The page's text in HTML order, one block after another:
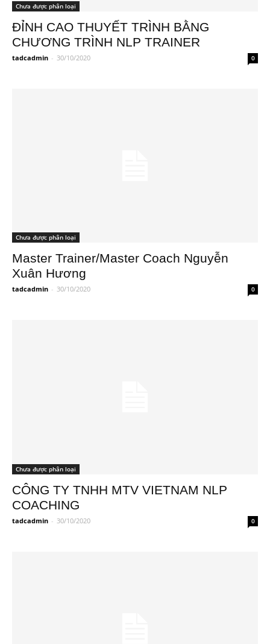
Chưa được phân loại
ĐỈNH CAO THUYẾT TRÌNH BẰNG
CHƯƠNG TRÌNH NLP TRAINER
tadcadmin - 30/10/2020 0
Chưa được phân loại
Master Trainer/Master Coach Nguyễn
Xuân Hương
tadcadmin - 30/10/2020 0
Chưa được phân loại
CÔNG TY TNHH MTV VIETNAM NLP
COACHING
tadcadmin - 30/10/2020 0